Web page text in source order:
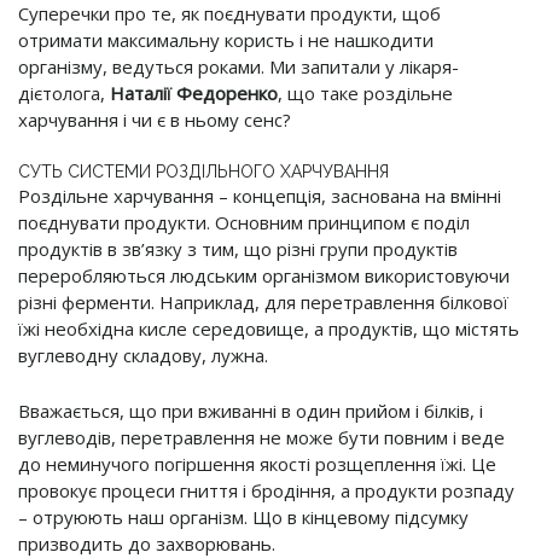
Суперечки про те, як поєднувати продукти, щоб
отримати максимальну користь і не нашкодити
організму, ведуться роками. Ми запитали у лікаря-
дієтолога, Наталії Федоренко, що таке роздільне
харчування і чи є в ньому сенс?
СУТЬ СИСТЕМИ РОЗДІЛЬНОГО ХАРЧУВАННЯ
Роздільне харчування – концепція, заснована на вмінні
поєднувати продукти. Основним принципом є поділ
продуктів в зв’язку з тим, що різні групи продуктів
переробляються людським організмом використовуючи
різні ферменти. Наприклад, для перетравлення білкової
їжі необхідна кисле середовище, а продуктів, що містять
вуглеводну складову, лужна.
Вважається, що при вживанні в один прийом і білків, і
вуглеводів, перетравлення не може бути повним і веде
до неминучого погіршення якості розщеплення їжі. Це
провокує процеси гниття і бродіння, а продукти розпаду
– отруюють наш організм. Що в кінцевому підсумку
призводить до захворювань.